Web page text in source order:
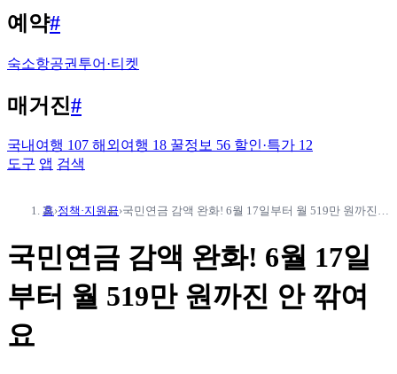
예약#
숙소항공권 투어·티켓
매거진#
국내여행 107 해외여행 18 꿀정보 56 할인·특가 12
도구 앱 검색
홈›정책·지원금› 국민연금 감액 완화! 6월 17일부터 월 519만 원까진 안 깎여요
국민연금 감액 완화! 6월 17일
부터 월 519만 원까진 안 깎여
요